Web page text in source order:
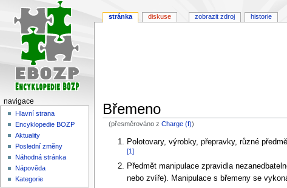
Břemeno
(přesměrováno zCharge (f))
Skočit
navigaci
Skočit
vyhledávání
Polotovary, výrobky, přepravky, různé
[1]
Předmět manipulace zpravidla
nebo zvíře). Manipulace s břemeny se
stránka diskuse zobrazit zdroj historie
navigace
Hlavní strana
Encyklopedie BOZP
Aktuality
Poslední změny
Náhodná stránka
Nápověda
Kategorie